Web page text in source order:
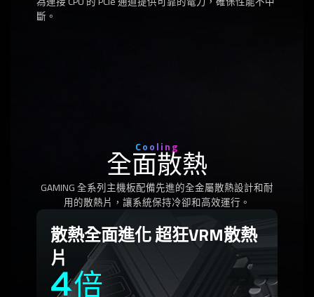
斷。
Cooling
全面散熱
GAMING 全系列主機板配備先進的全金屬散熱設計和耐
用的散熱片，讓系統保持冷卻和高效運行。
散熱全面進化 超狂VRM散熱
片
4倍